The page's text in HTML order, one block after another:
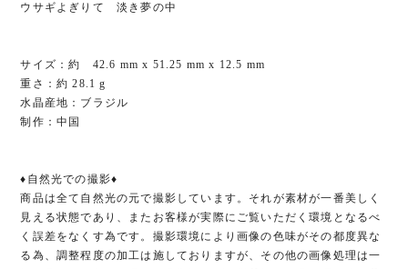
ウサギよぎりて 淡き夢の中
サイズ：約 42.6 mm x 51.25 mm x 12.5 mm
重さ：約 28.1 g
水晶産地：ブラジル
制作：中国
♦︎自然光での撮影♦︎
商品は全て自然光の元で撮影しています。それが素材が一番美しく
見える状態であり、またお客様が実際にご覧いただく環境となるべ
く誤差をなくす為です。撮影環境により画像の色味がその都度異な
る為、調整程度の加工は施しておりますが、その他の画像処理は一